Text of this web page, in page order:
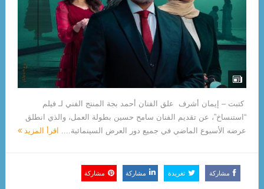
كتبت – إيمان أشرف علق الفنان أحمد بجة المنتج الفني لـ فيلم
“استنساخ”، عن تقديم الفنان سامح حسين بطولة العمل، والذي انطلق
عرضه الأسبوع الماضي في جميع دور العرض السينمائية.... اقرأ المزيد
مشاركة تغريدة مشاركة مشاركة